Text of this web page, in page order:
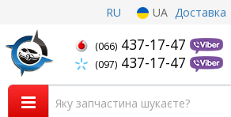
RU UA Доставка
(066) 437-17-47
(097) 437-17-47